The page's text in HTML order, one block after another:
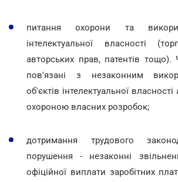
питання охорони та
інтелектуальної власності
авторських прав, патентів
пов'язані з незаконним
об'єктів інтелектуальної
охороною власних розробок;
дотримання трудового
порушення - незаконні
офіційної виплати заробітних